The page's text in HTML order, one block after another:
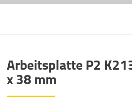
Arbeitsplatte P2
x 38 mm